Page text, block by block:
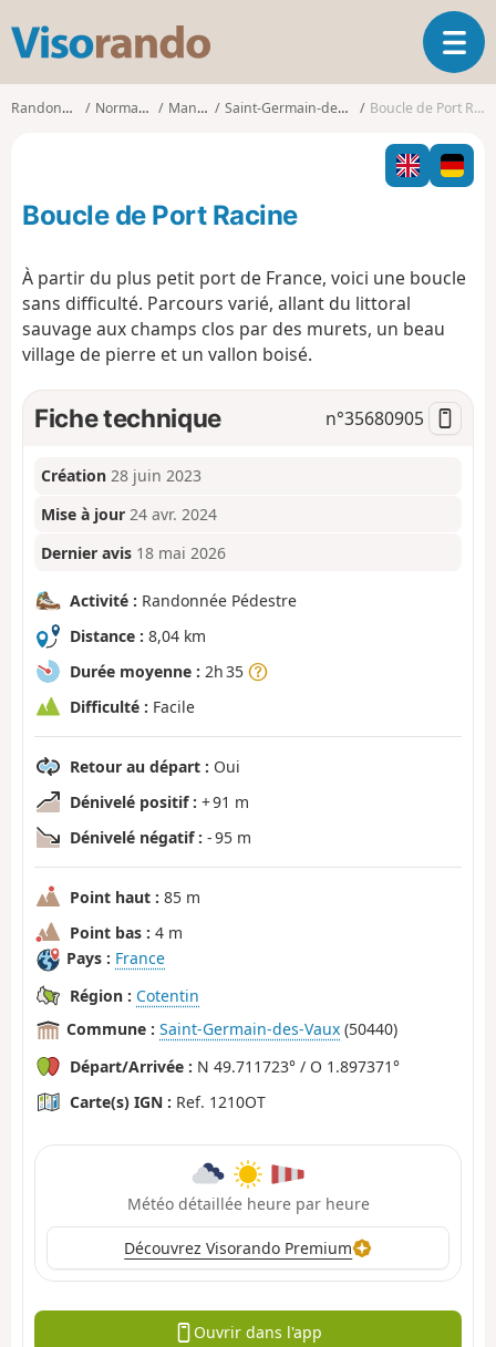
s
o
o
O
u
v
i
r
l
v
i
o
Randonnées Normandie Manche Saint-Germain-des-Vaux Boucle de Port Racine
Boucle de Port Racine
À partir du plus petit port de France, voici une boucle
sans difficulté. Parcours varié, allant du littoral
sauvage aux champs clos par des murets, un beau
village de pierre et un vallon boisé.
Fiche technique n°35680905
Création 28 juin 2023
Mise à jour 24 avr. 2024
Dernier avis 18 mai 2026
Activité : Randonnée Pédestre
Distance : 8,04 km
Durée moyenne : 2h 35
Difficulté : Facile
Retour au départ : Oui
Dénivelé positif : + 91 m
Dénivelé négatif : - 95 m
Point haut : 85 m
Point bas : 4 m
Pays : France
Région : Cotentin
Commune : Saint-Germain-des-Vaux (50440)
Départ/Arrivée : N 49.711723° / O 1.897371°
Carte(s) IGN : Ref. 1210OT
Météo détaillée heure par heure
Découvrez Visorando Premium
Ouvrir dans l'app